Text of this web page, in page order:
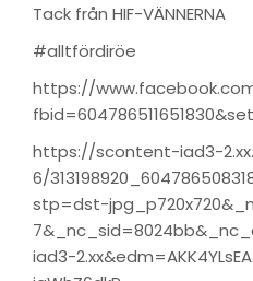
Tack från HIF-VÄNNERNA
#alltfördiröe
https://
https://scontent-iad3-
6/
stp=dst-
iad3-